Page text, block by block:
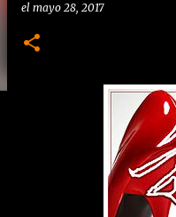
el mayo 28, 2017